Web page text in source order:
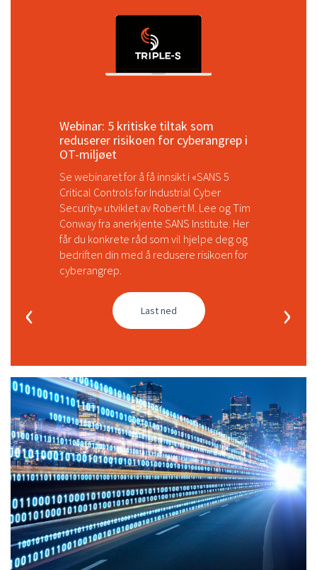
Webinar: 5 kritiske tiltak som
reduserer risikoen for cyberangrep i
OT-miljøet
Se webinaret for å få innsikt i «SANS 5
Critical Controls for Industrial Cyber
Security» utviklet av Robert M. Lee og Tim
Conway fra anerkjente SANS Institute. Her
får du konkrete råd som vil hjelpe deg og
bedriften din med å redusere risikoen for
cyberangrep.
Last ned
‹ ›